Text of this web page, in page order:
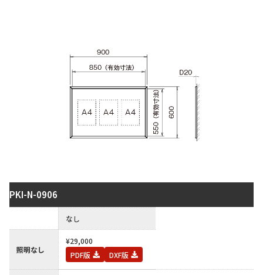
PKI-N-0906
なし
照明なし
¥29,000
PDF版
DXF版